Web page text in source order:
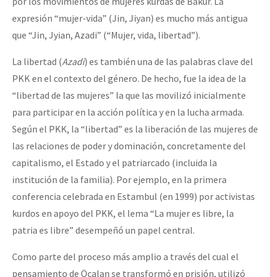
expresión “mujer-vida” (Jin, Jiyan) es mucho más antigua
que “Jin, Jyian, Azadi” (“Mujer, vida, libertad”).
La libertad (Azadi) es también una de las palabras clave del
PKK en el contexto del género. De hecho, fue la idea de la
“libertad de las mujeres” la que las movilizó inicialmente
para participar en la acción política y en la lucha armada.
Según el PKK, la “libertad” es la liberación de las mujeres de
las relaciones de poder y dominación, concretamente del
capitalismo, el Estado y el patriarcado (incluida la
institución de la familia). Por ejemplo, en la primera
conferencia celebrada en Estambul (en 1999) por activistas
kurdos en apoyo del PKK, el lema “La mujer es libre, la
patria es libre” desempeñó un papel central.
Como parte del proceso más amplio a través del cual el
pensamiento de Öcalan se transformó en prisión, utilizó